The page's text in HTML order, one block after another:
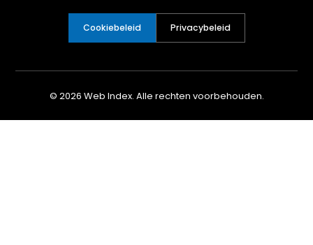
Cookiebeleid Privacybeleid
© 2026 Web Index. Alle rechten voorbehouden.